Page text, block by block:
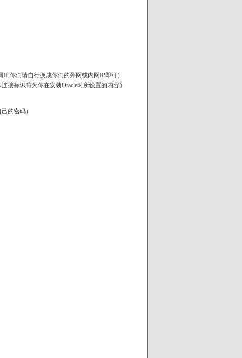
IP,你们请自行换成你们的外网或内网IP即可）
接标识符为你在安装Oracle时所设置的内容）
的密码）